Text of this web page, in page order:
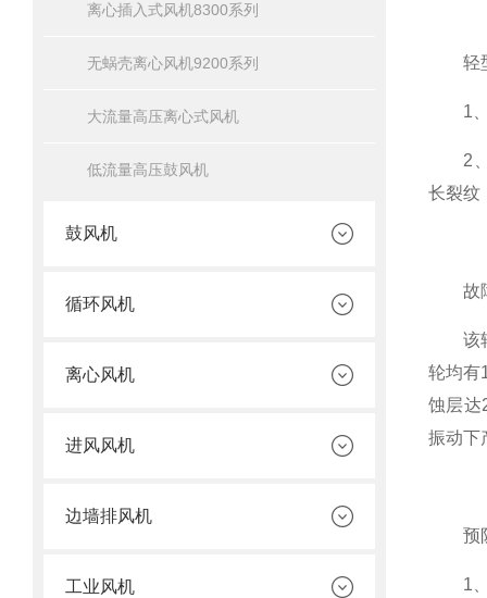
离心插入式风机8300系列
无蜗壳离心风机9200系列
大流量高压离心式风机
低流量高压鼓风机
鼓风机
循环风机
离心风机
进风风机
边墙排风机
工业风机
轻型
1、
2、
长裂纹
故障
该转
轮均有
蚀层达
振动下
预防
1、